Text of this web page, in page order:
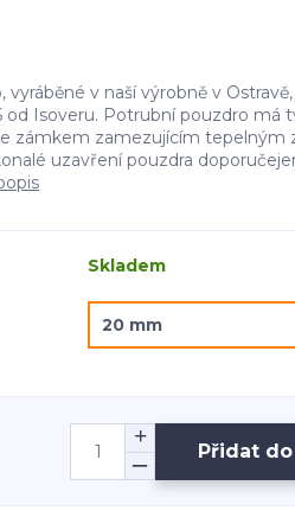
vyráběné v naší výrobně v
od Isoveru. Potrubní pouzdro má
zámkem zamezujícím tepelným
uzavření pouzdra
Skladem
Přidat